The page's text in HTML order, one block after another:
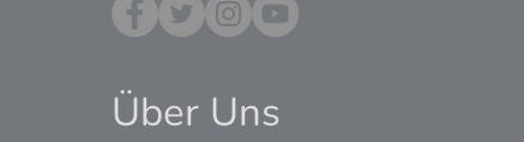
Über Uns